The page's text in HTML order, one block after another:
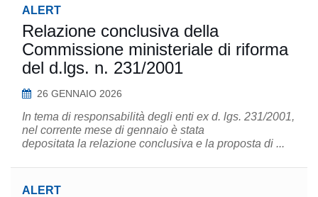
ALERT
Relazione conclusiva della
Commissione ministeriale di riforma
del d.lgs. n. 231/2001
26 GENNAIO 2026
In tema di responsabilità degli enti ex d. lgs. 231/2001,
nel corrente mese di gennaio è stata
depositata la relazione conclusiva e la proposta di ...
ALERT